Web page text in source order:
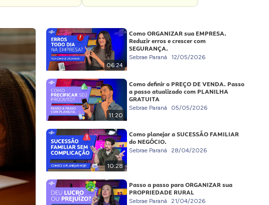
06:24
Como ORGANIZAR sua EMPRESA.
Reduzir erros e crescer com
SEGURANÇA.
Sebrae Paraná 12/05/2026
11:20
Como definir o PREÇO DE VENDA. Passo
a passo atualizado com PLANILHA
GRATUITA
Sebrae Paraná 05/05/2026
10:28
Como planejar a SUCESSÃO FAMILIAR
do NEGÓCIO.
Sebrae Paraná 28/04/2026
Passo a passo para ORGANIZAR sua
PROPRIEDADE RURAL
Sebrae Paraná 21/04/2026